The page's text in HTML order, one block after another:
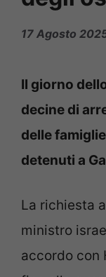
17 Agosto
Il giorno
decine di
delle
detenuti a
La richiesta a
ministro
accordo con